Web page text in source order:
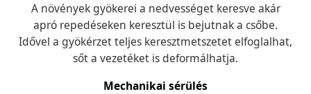
A növények gyökerei a nedvességet keresve akár
apró repedéseken keresztül is bejutnak a csőbe.
Idővel a gyökérzet teljes keresztmetszetet elfoglalhat,
sőt a vezetéket is deformálhatja.
Mechanikai sérülés